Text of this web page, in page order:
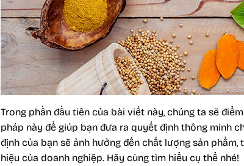
Trong phần đầu tiên của bài viết này, chúng ta sẽ
pháp này để giúp bạn đưa ra quyết định thông minh
định của bạn sẽ ảnh hưởng đến chất lượng sản
hiệu của doanh nghiệp. Hãy cùng tìm hiểu cụ thể nhé!